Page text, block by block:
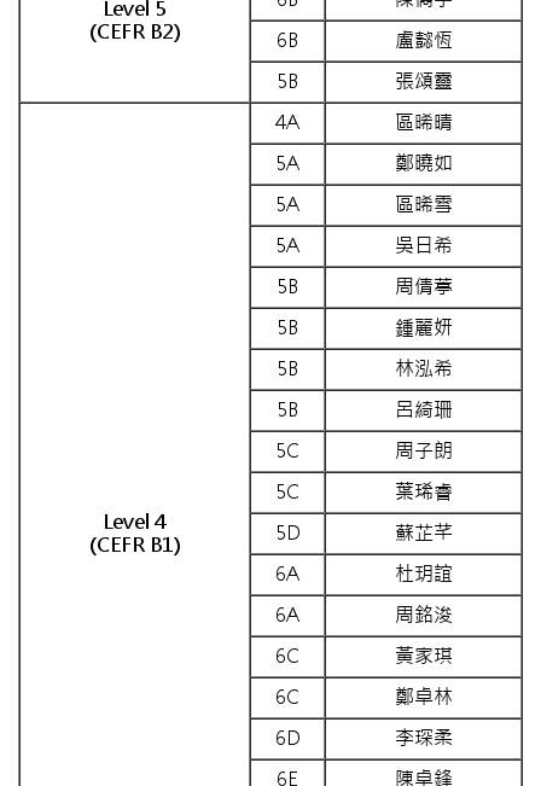
Level 5
(CEFR B2)
6B
盧懿恆
5B
張頌靈
Level 4
(CEFR B1)
4A
區晞晴
5A
鄭曉如
5A
區晞雪
5A
吳日希
5B
周倩葶
5B
鍾麗妍
5B
林泓希
5B
呂綺珊
5C
周子朗
5C
葉琋睿
5D
蘇芷芊
6A
杜玥誼
6A
周銘浚
6C
黃家琪
6C
鄭卓林
6D
李琛柔
6E
陳卓鋒